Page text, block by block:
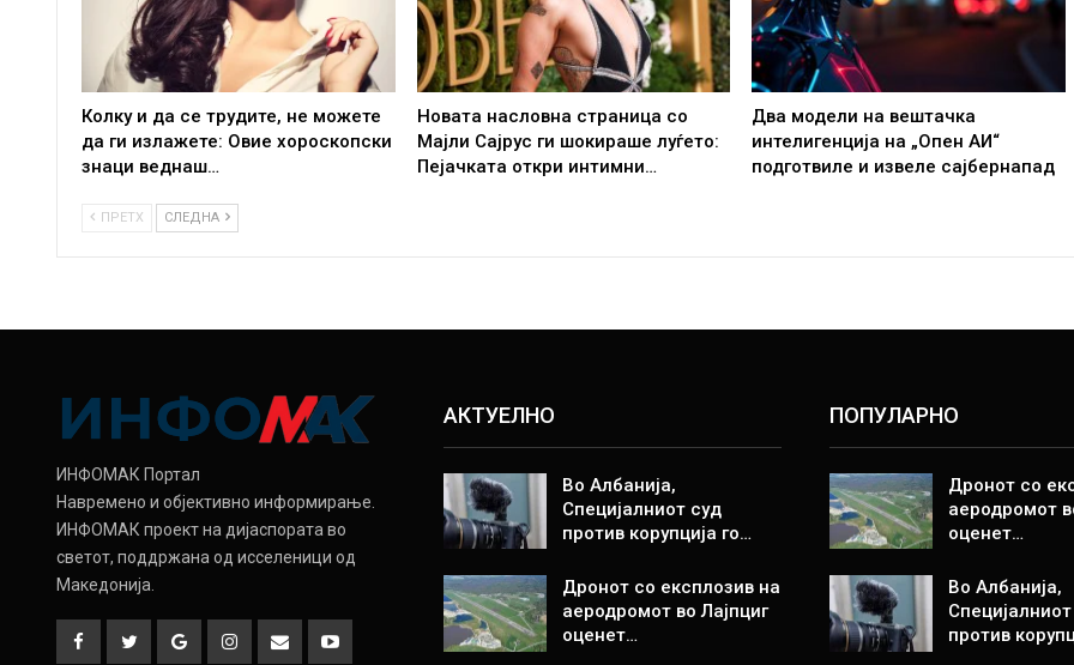
Колку и да се трудите, не можете
да ги излажете: Овие хороскопски
знаци веднаш…
Новата насловна страница со
Мајли Сајрус ги шокираше луѓето:
Пејачката откри интимни…
Два модели на вештачка
интелигенција на „Опен АИ“
подготвиле и извеле сајбернапад
ПРЕТХ СЛЕДНА
ИНФОМАК Портал
Навремено и објективно информирање.
ИНФОМАК проект на дијаспората во
светот, поддржана од исселеници од
Македонија.
АКТУЕЛНО
Во Албанија,
Специјалниот суд
против корупција го…
Дронот со експлозив на
аеродромот во Лајпциг
оценет…
ПОПУЛАРНО
Дронот со
аеродромот
оценет…
Во Албанија,
против